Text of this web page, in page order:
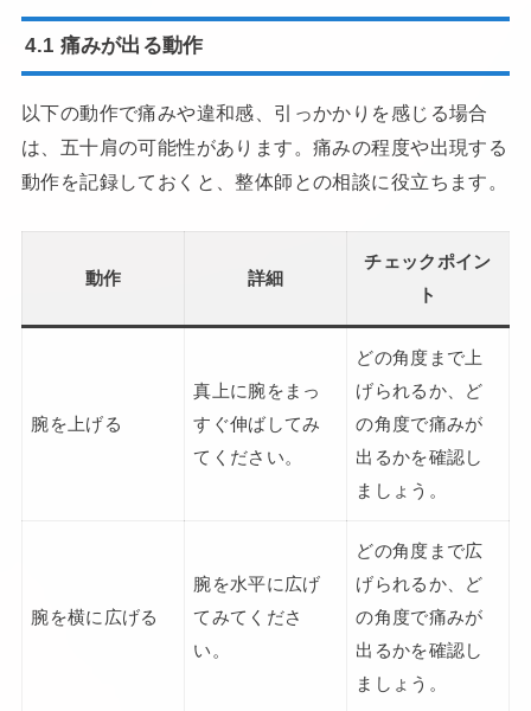
4.1 痛みが出る動作
以下の動作で痛みや違和感、引っかかりを感じる場合
は、五十肩の可能性があります。痛みの程度や出現する
動作を記録しておくと、整体師との相談に役立ちます。
動作 詳細
チェックポイン
ト
腕を上げる
真上に腕をまっ
すぐ伸ばしてみ
てください。
どの角度まで上
げられるか、ど
の角度で痛みが
出るかを確認し
ましょう。
腕を横に広げる
腕を水平に広げ
てみてくださ
い。
どの角度まで広
げられるか、ど
の角度で痛みが
出るかを確認し
ましょう。